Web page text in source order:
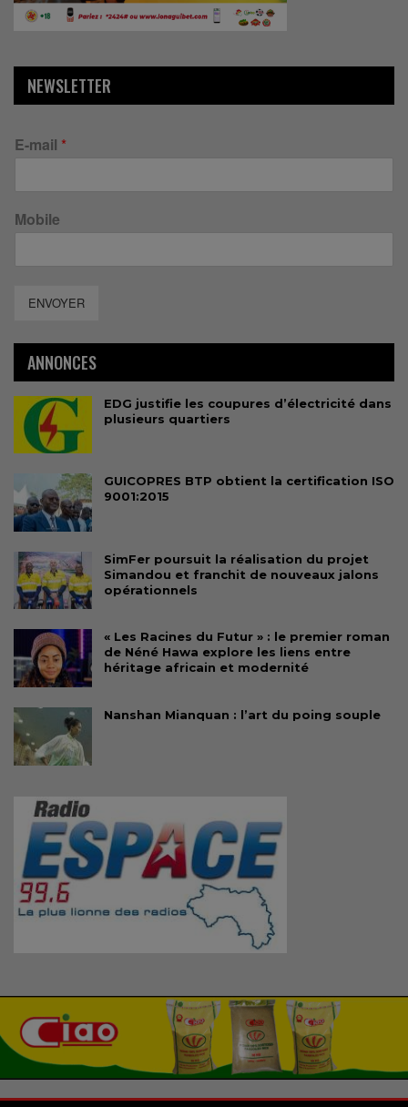
NEWSLETTER
E-mail *
Mobile
ENVOYER
ANNONCES
EDG justifie les coupures d’électricité dans
plusieurs quartiers
GUICOPRES BTP obtient la certification ISO
9001:2015
SimFer poursuit la réalisation du projet
Simandou et franchit de nouveaux jalons
opérationnels
« Les Racines du Futur » : le premier roman
de Néné Hawa explore les liens entre
héritage africain et modernité
Nanshan Mianquan : l’art du poing souple